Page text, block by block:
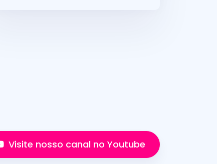
Visite nosso canal no Youtube